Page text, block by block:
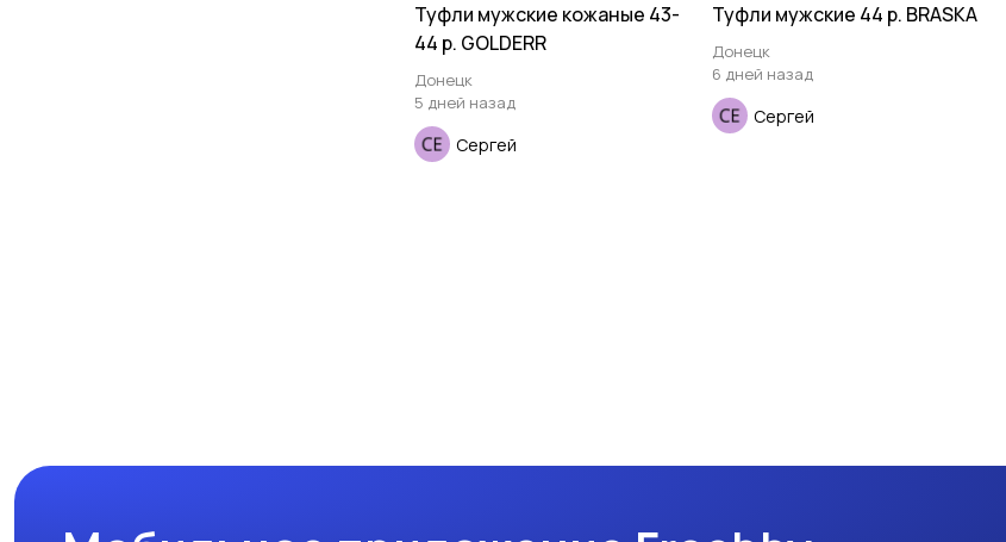
Туфли мужские кожаные 43-
44 р. GOLDERR
Донецк
5 дней назад
Сергей
Туфли мужские 44 р. BRASKA
Донецк
6 дней назад
Сергей